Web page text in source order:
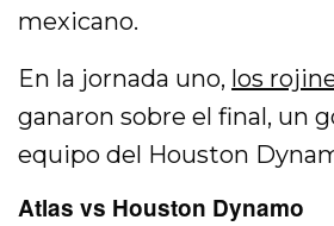
mexicano.
En la jornada uno, los
ganaron sobre el final, un
equipo del Houston
Atlas vs Houston Dynamo